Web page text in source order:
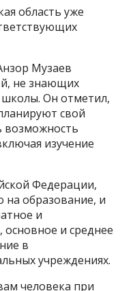
область уже
Музаев
не знающих
школы. Он отметил,
свой
возможность
изучение
Федерации,
образование, и
и
и среднее
в
учреждениях.
человека при